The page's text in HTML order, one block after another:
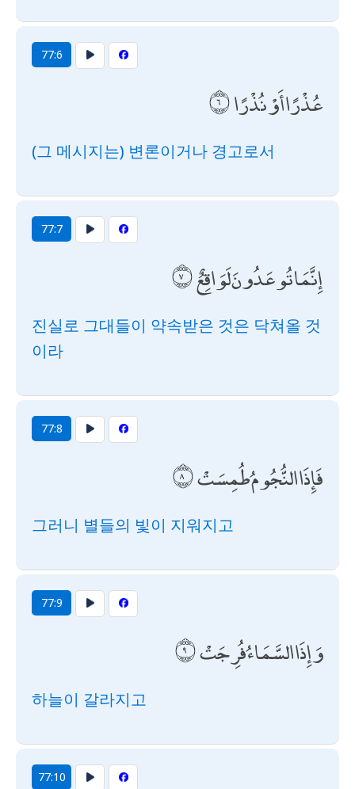
77:6
عُذْرًا أَوْ نُذْرًا
(그 메시지는) 변론이거나 경고로서
77:7
إِنَّمَا تُوعَدُونَ لَوَاقِعٌ
진실로 그대들이 약속받은 것은 닥쳐올 것
이라
77:8
فَإِذَا النُّجُومُ طُمِسَتْ
그러니 별들의 빛이 지워지고
77:9
وَإِذَا السَّمَاءُ فُرِجَتْ
하늘이 갈라지고
77:10